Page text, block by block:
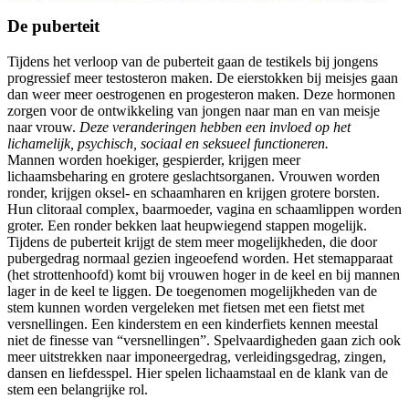
De puberteit
Tijdens het verloop van de puberteit gaan de testikels bij jongens
progressief meer testosteron maken. De eierstokken bij meisjes gaan
dan weer meer oestrogenen en progesteron maken. Deze hormonen
zorgen voor de ontwikkeling van jongen naar man en van meisje
naar vrouw. Deze veranderingen hebben een invloed op het
lichamelijk, psychisch, sociaal en seksueel functioneren.
Mannen worden hoekiger, gespierder, krijgen meer
lichaamsbeharing en grotere geslachtsorganen. Vrouwen worden
ronder, krijgen oksel- en schaamharen en krijgen grotere borsten.
Hun clitoraal complex, baarmoeder, vagina en schaamlippen worden
groter. Een ronder bekken laat heupwiegend stappen mogelijk.
Tijdens de puberteit krijgt de stem meer mogelijkheden, die door
pubergedrag normaal gezien ingeoefend worden. Het stemapparaat
(het strottenhoofd) komt bij vrouwen hoger in de keel en bij mannen
lager in de keel te liggen. De toegenomen mogelijkheden van de
stem kunnen worden vergeleken met fietsen met een fietst met
versnellingen. Een kinderstem en een kinderfiets kennen meestal
niet de finesse van “versnellingen”. Spelvaardigheden gaan zich ook
meer uitstrekken naar imponeergedrag, verleidingsgedrag, zingen,
dansen en liefdesspel. Hier spelen lichaamstaal en de klank van de
stem een belangrijke rol.